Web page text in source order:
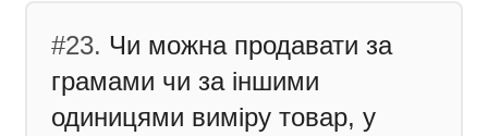
#23. Чи можна продавати за
грамами чи за іншими
одиницями виміру товар, у